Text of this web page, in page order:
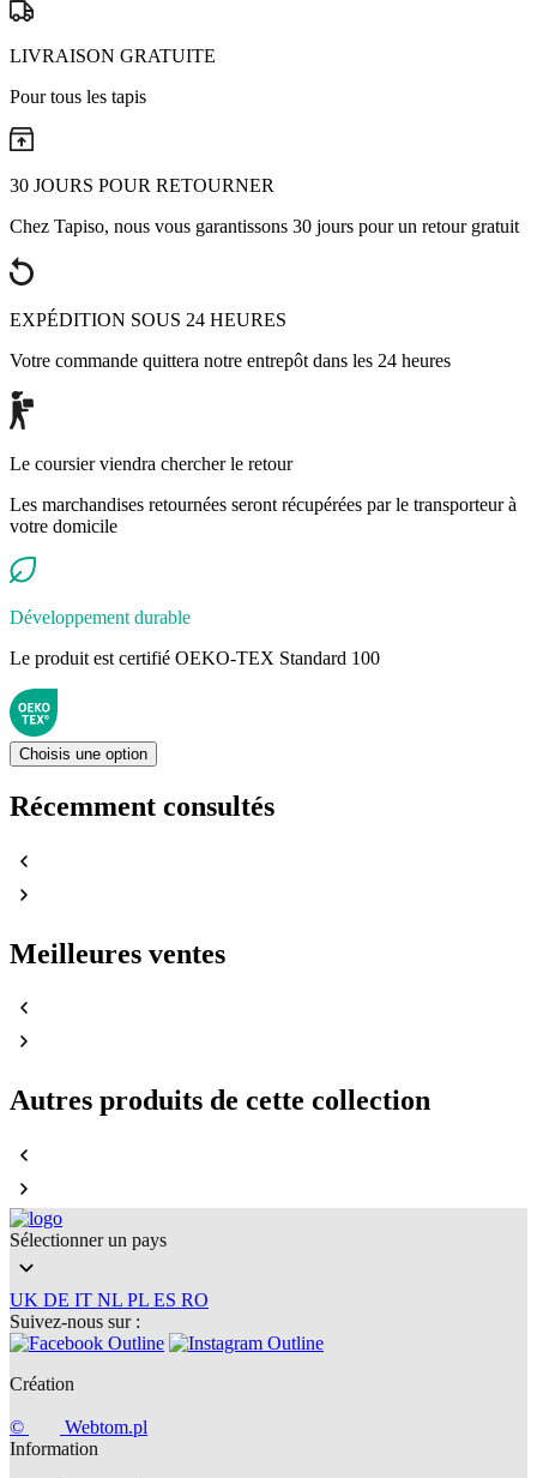
LIVRAISON GRATUITE
Pour tous les tapis
30 JOURS POUR RETOURNER
Chez Tapiso, nous vous garantissons 30 jours pour un retour gratuit
EXPÉDITION SOUS 24 HEURES
Votre commande quittera notre entrepôt dans les 24 heures
Le coursier viendra chercher le retour
Les marchandises retournées seront récupérées par le transporteur à
votre domicile
Développement durable
Le produit est certifié OEKO-TEX Standard 100
Choisis une option
Récemment consultés
Meilleures ventes
Autres produits de cette collection
Sélectionner un pays
UK DE IT NL PL ES RO
Suivez-nous sur :
Création
©
Webtom.pl
Information